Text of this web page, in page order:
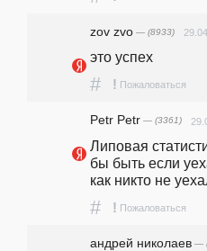
zov zvo — (8933)
это успех
# ! Пожаловаться
Petr Petr — (3361)
Липовая
бы быть если
как никто не
# ! Пожаловаться
андpeй николаев —